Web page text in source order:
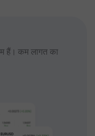
हैं। कम लागत का